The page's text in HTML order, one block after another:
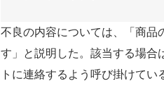
不良の内容については、「商品
す」と説明した。該当する場合
トに連絡するよう呼び掛けてい